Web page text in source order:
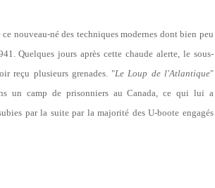
nouveau-né des techniques modernes dont bien peu
Quelques jours après cette chaude alerte, le sous-
reçu plusieurs grenades. "Le Loup de l'Atlantique"
un camp de prisonniers au Canada, ce qui lui a
par la suite par la majorité des U-boote engagés